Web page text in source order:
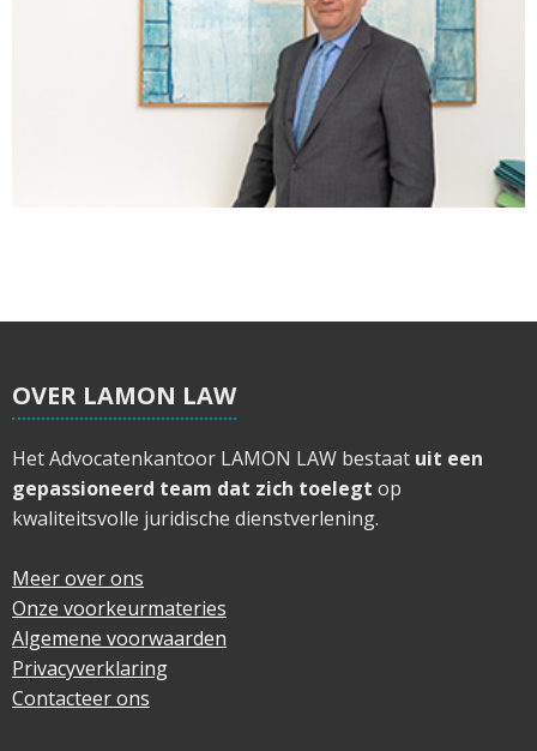
OVER LAMON LAW
Het Advocatenkantoor LAMON LAW bestaat uit een
gepassioneerd team dat zich toelegt op
kwaliteitsvolle juridische dienstverlening.
Meer over ons
Onze voorkeurmateries
Algemene voorwaarden
Privacyverklaring
Contacteer ons